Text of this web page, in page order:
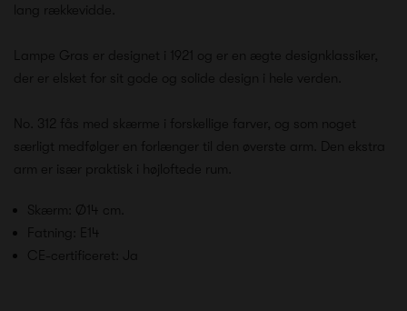
lang rækkevidde.
Lampe Gras er designet i 1921 og er en ægte designklassiker,
der er elsket for sit gode og solide design i hele verden.
No. 312 fås med skærme i forskellige farver, og som noget
særligt medfølger en forlænger til den øverste arm. Den ekstra
arm er især praktisk i højloftede rum.
Skærm: Ø14 cm.
Fatning: E14
CE-certificeret: Ja